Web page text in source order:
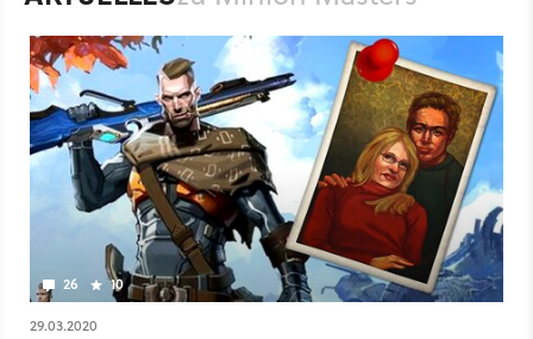
Spiel PC Strategie BetaDwarf
BetaDwarf
Minion Masters
26 10
29.03.2020